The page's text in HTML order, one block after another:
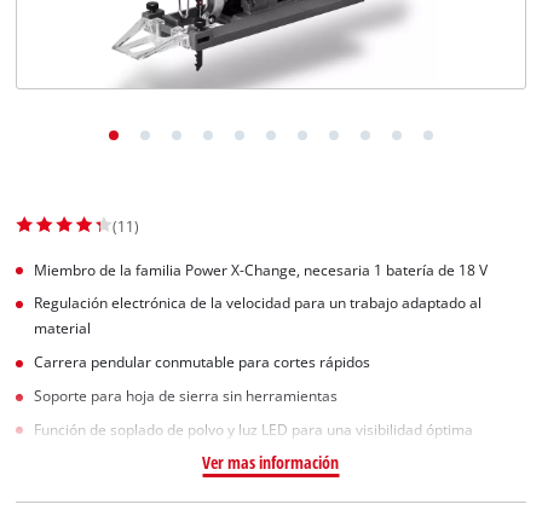
(11)
Miembro de la familia Power X-Change, necesaria 1 batería de 18 V
Regulación electrónica de la velocidad para un trabajo adaptado al
material
Carrera pendular conmutable para cortes rápidos
Soporte para hoja de sierra sin herramientas
Función de soplado de polvo y luz LED para una visibilidad óptima
Ver mas información